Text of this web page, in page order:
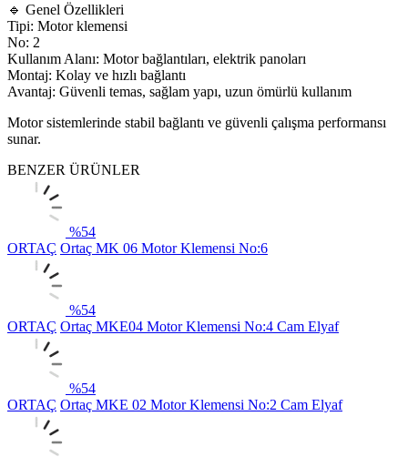
🔹 Genel Özellikleri
Tipi: Motor klemensi
No: 2
Kullanım Alanı: Motor bağlantıları, elektrik panoları
Montaj: Kolay ve hızlı bağlantı
Avantaj: Güvenli temas, sağlam yapı, uzun ömürlü kullanım
Motor sistemlerinde stabil bağlantı ve güvenli çalışma performansı
sunar.
BENZER ÜRÜNLER
%54
ORTAÇ Ortaç MK 06 Motor Klemensi No:6
%54
ORTAÇ Ortaç MKE04 Motor Klemensi No:4 Cam Elyaf
%54
ORTAÇ Ortaç MKE 02 Motor Klemensi No:2 Cam Elyaf